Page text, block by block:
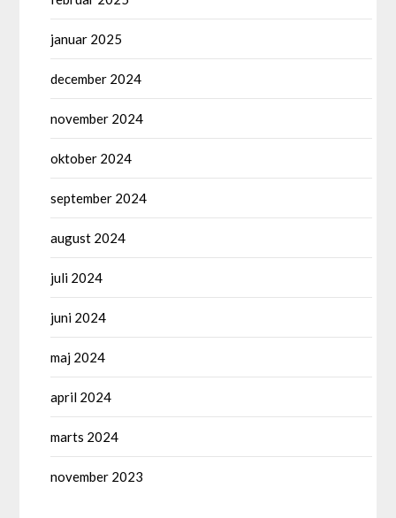
januar 2025
december 2024
november 2024
oktober 2024
september 2024
august 2024
juli 2024
juni 2024
maj 2024
april 2024
marts 2024
november 2023